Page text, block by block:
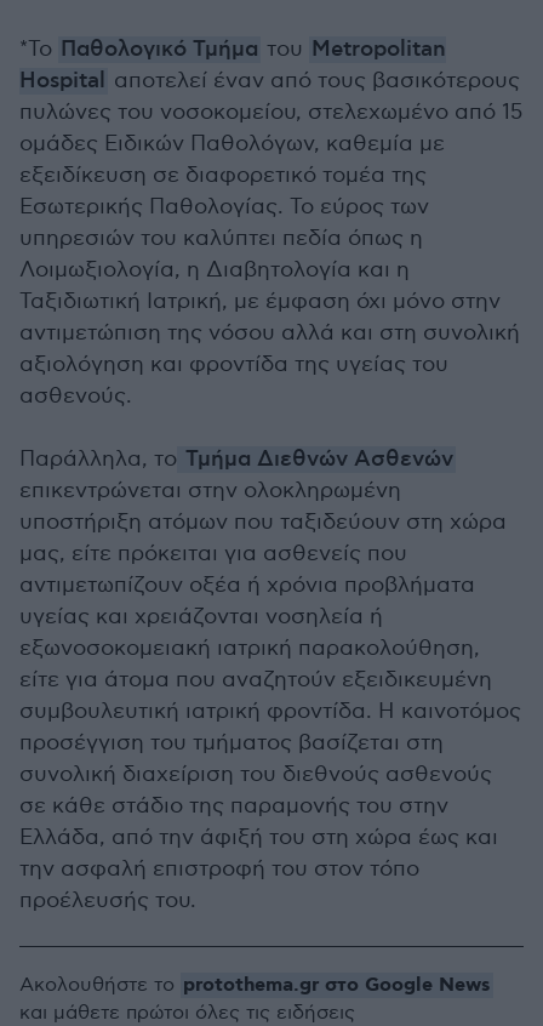
*Το Παθολογικό Τμήμα του Metropolitan
Hospital αποτελεί έναν από τους βασικότερους
πυλώνες του νοσοκομείου, στελεχωμένο από 15
ομάδες Ειδικών Παθολόγων, καθεμία με
εξειδίκευση σε διαφορετικό τομέα της
Εσωτερικής Παθολογίας. Το εύρος των
υπηρεσιών του καλύπτει πεδία όπως η
Λοιμωξιολογία, η Διαβητολογία και η
Ταξιδιωτική Ιατρική, με έμφαση όχι μόνο στην
αντιμετώπιση της νόσου αλλά και στη συνολική
αξιολόγηση και φροντίδα της υγείας του
ασθενούς.
Παράλληλα, το Τμήμα Διεθνών Ασθενών
επικεντρώνεται στην ολοκληρωμένη
υποστήριξη ατόμων που ταξιδεύουν στη χώρα
μας, είτε πρόκειται για ασθενείς που
αντιμετωπίζουν οξέα ή χρόνια προβλήματα
υγείας και χρειάζονται νοσηλεία ή
εξωνοσοκομειακή ιατρική παρακολούθηση,
είτε για άτομα που αναζητούν εξειδικευμένη
συμβουλευτική ιατρική φροντίδα. Η καινοτόμος
προσέγγιση του τμήματος βασίζεται στη
συνολική διαχείριση του διεθνούς ασθενούς
σε κάθε στάδιο της παραμονής του στην
Ελλάδα, από την άφιξή του στη χώρα έως και
την ασφαλή επιστροφή του στον τόπο
προέλευσής του.
Ακολουθήστε το protothema.gr στο Google News
και μάθετε πρώτοι όλες τις ειδήσεις